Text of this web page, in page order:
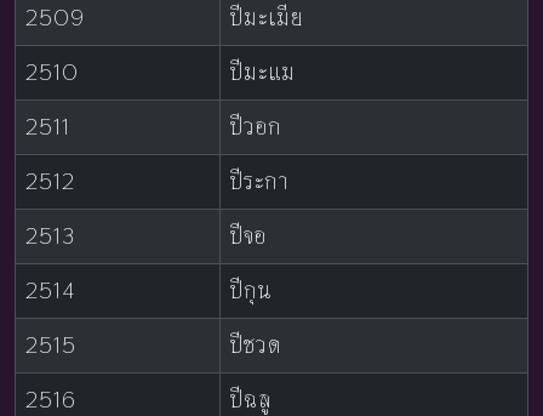
2509
ปีมะเมีย
2510
ปีมะแม
2511
ปีวอก
2512
ปีระกา
2513
ปีจอ
2514
ปีกุน
2515
ปีชวด
2516
ปีฉลู